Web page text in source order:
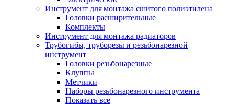
Инструмент для монтажа сшитого полиэтилена
Головки расширительные
Комплекты
Инструмент для монтажа радиаторов
Трубогибы, труборезы и резьбонарезной
инструмент
Головки резьбонарезные
Клуппы
Метчики
Наборы резьбонарезного инструмента
Показать все